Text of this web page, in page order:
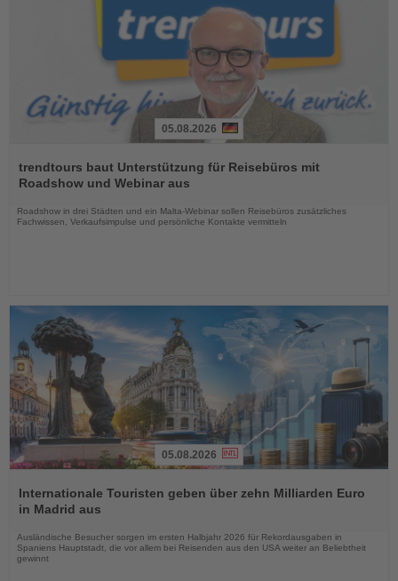
Sie
die
05.08.2026
trendtours baut Unterstützung für Reisebüros mit
Roadshow und Webinar aus
Roadshow in drei Städten und ein Malta-Webinar sollen Reisebüros zusätzliches
Fachwissen, Verkaufsimpulse und persönliche Kontakte vermitteln
Sie
die
05.08.2026
Internationale Touristen geben über zehn Milliarden Euro
in Madrid aus
Ausländische Besucher sorgen im ersten Halbjahr 2026 für Rekordausgaben in
Spaniens Hauptstadt, die vor allem bei Reisenden aus den USA weiter an Beliebtheit
gewinnt